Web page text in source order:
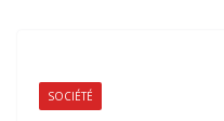
SOCIÉTÉ